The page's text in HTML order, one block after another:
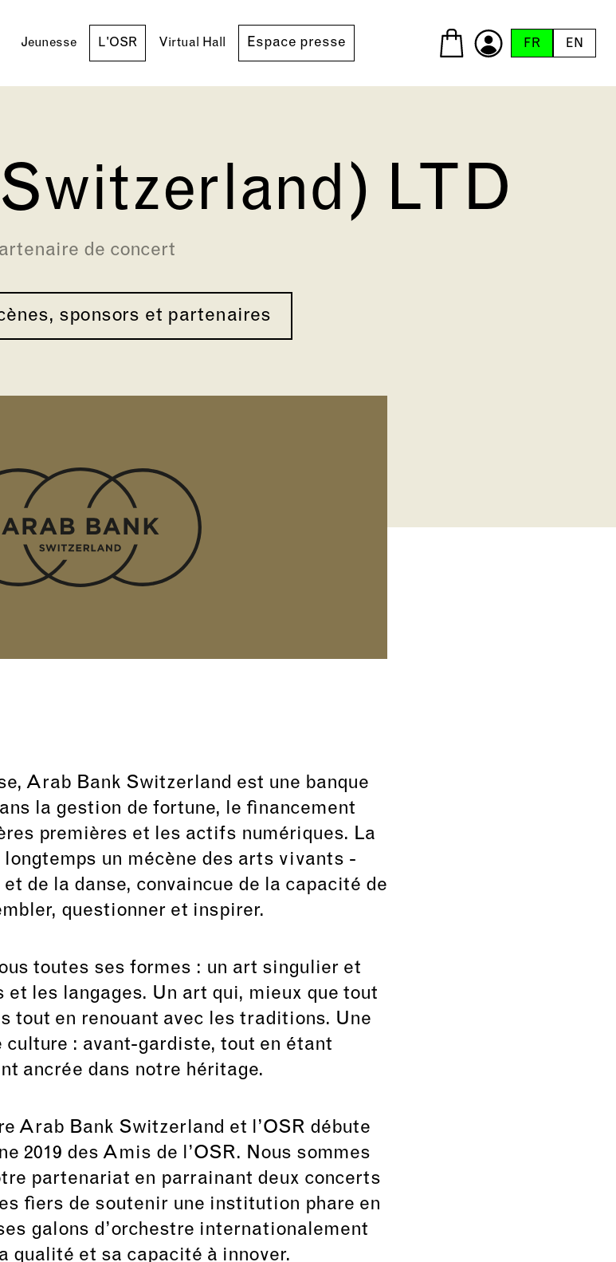
Jeunesse L'OSR Virtual Hall Espace presse FR EN
LTD
de concert
sponsors et partenaires
Arab Bank Switzerland est une banque
la gestion de fortune, le financement
premières et les actifs numériques. La
un mécène des arts vivants -
de la danse, convaincue de la capacité de
questionner et inspirer.
toutes ses formes : un art singulier et
et les langages. Un art qui, mieux que tout
tout en renouant avec les traditions. Une
culture : avant-gardiste, tout en étant
ancrée dans notre héritage.
Arab Bank Switzerland et l’OSR débute
2019 des Amis de l’OSR. Nous sommes
partenariat en parrainant deux concerts
fiers de soutenir une institution phare en
galons d’orchestre internationalement
qualité et sa capacité à innover.